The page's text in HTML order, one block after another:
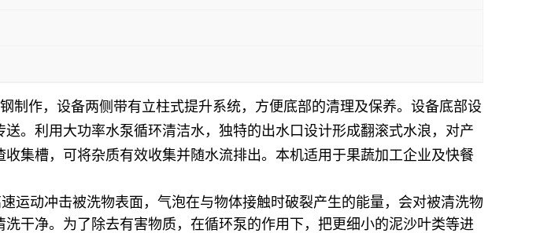
制作，设备两侧带有立柱式提升系统，方便底部的清理及保养。设备底部设
。利用大功率水泵循环清洁水，独特的出水口设计形成翻滚式水浪，对产
集槽，可将杂质有效收集并随水流排出。本机适用于果蔬加工企业及快餐
动冲击被洗物表面，气泡在与物体接触时破裂产生的能量，会对被清洗物
干净。为了除去有害物质，在循环泵的作用下，把更细小的泥沙叶类等进